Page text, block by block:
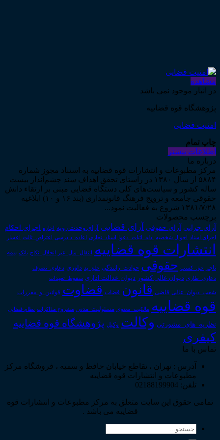
مشاهده
در انبار موجود نمی باشد
پژوهشگاه قوه قضاییه
امنیت قضایی
چاپ تمام
اطلاعات بیشتر
درباره ما
مرکز مطبوعات و انتشارات قوه قضاییه به استناد مجوز شماره
۵۸۸۴ از سال ۱۳۸۰ در راستای تحقق اهداف سند چشم‌انداز بیست
ساله کشور و سیاست‌های کلی دستگاه قضایی مبنی بر ارتقاء دانش
حقوقی جامعه و ترویج فرهنگ قانونمداری (بند ۱۶ و ۱۰) ابلاغیه
۱۳۸۱/۷/۲۸ شروع به فعالیت نمود...
برچسب محصولات
آرای جزایی آرای حقوقی آرای قضایی آرای وحدت رویه اجاره اجرای احکام
اجرای اسناد احوال شخصیه ادله_اثبات_دعوا اسناد_تجاری اعاده_دادرسی اعتراض_ثالث اعسار
انتشارات قوه قضاییه انتقال_مال_غیر انحلال_نکاح بانک بیمه
تاجر حق_کسب حقوقی حوادث_رانندگی خلع_ید داوری دعاوی_تصرف
دعاوی_طاری دیوان عالی کشور دیوان عدالت اداری سقوط_تعهدات
شعب_دیوان_عالی قاضی قانون قضات قضاوت قوانین_و_مقررات
قوه قضاییه مالکیت_معنوی مسئولیت_مدنی مشروح مذاکرات نظام قضایی
نظریه_های_مشورتی وکالت وکیل پژوهشگاه قوه قضاییه
کیفری
تماس با ما
آدرس : تهران ، تقاطع خیابان حافظ و سمیه ، فروشگاه مرکز
مطبوعات و انتشارات قوه قضاییه
تلفن: 02188199904
تمامی حقوق این سایت متعلق به مرکز مطبوعات و انتشارات قوه
قضاییه می باشد .
جستجو